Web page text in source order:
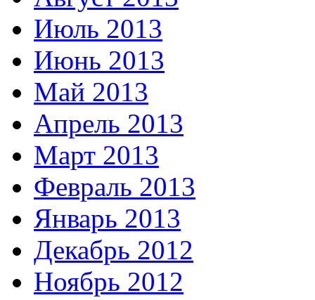
Июль 2013
Июнь 2013
Май 2013
Апрель 2013
Март 2013
Февраль 2013
Январь 2013
Декабрь 2012
Ноябрь 2012